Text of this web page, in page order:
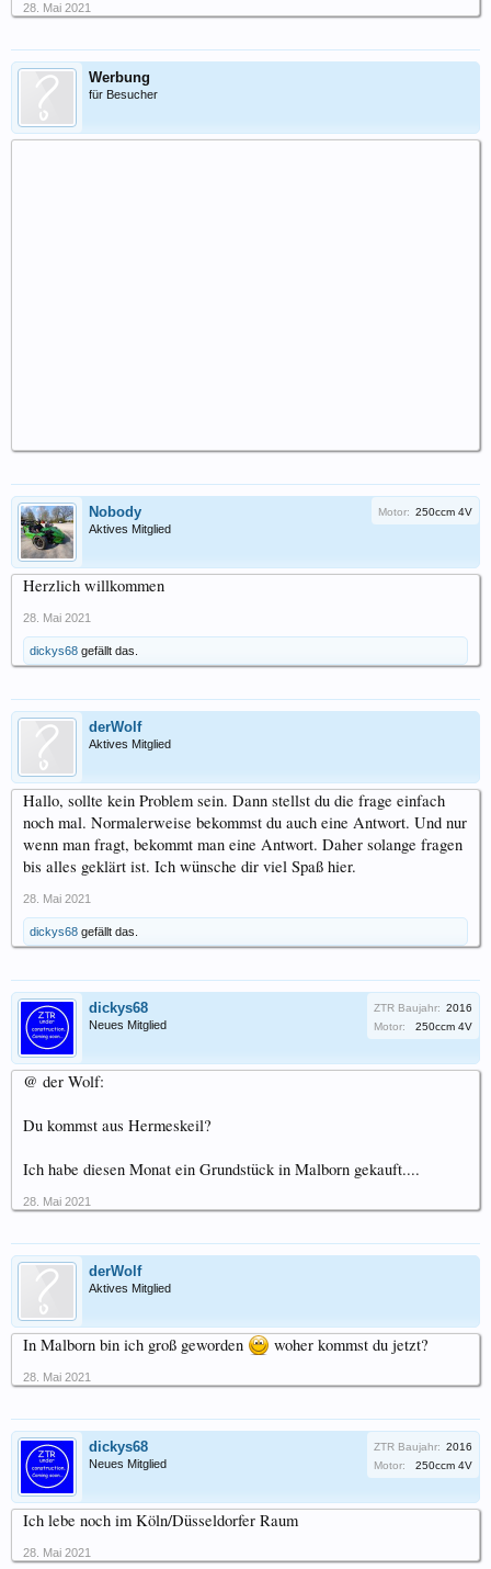
28. Mai 2021
Werbung
für Besucher
Nobody
Aktives Mitglied
Motor: 250ccm 4V
Herzlich willkommen
28. Mai 2021
dickys68 gefällt das.
derWolf
Aktives Mitglied
Hallo, sollte kein Problem sein. Dann stellst du die frage einfach
noch mal. Normalerweise bekommst du auch eine Antwort. Und nur
wenn man fragt, bekommt man eine Antwort. Daher solange fragen
bis alles geklärt ist. Ich wünsche dir viel Spaß hier.
28. Mai 2021
dickys68 gefällt das.
dickys68
Neues Mitglied
ZTR Baujahr: 2016
Motor:
250ccm 4V
@ der Wolf:
Du kommst aus Hermeskeil?
Ich habe diesen Monat ein Grundstück in Malborn gekauft....
28. Mai 2021
derWolf
Aktives Mitglied
In Malborn bin ich groß geworden woher kommst du jetzt?
28. Mai 2021
dickys68
Neues Mitglied
ZTR Baujahr: 2016
Motor:
250ccm 4V
Ich lebe noch im Köln/Düsseldorfer Raum
28. Mai 2021